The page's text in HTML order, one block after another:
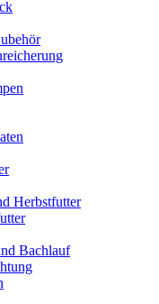
Herbstfutter
Bachlauf